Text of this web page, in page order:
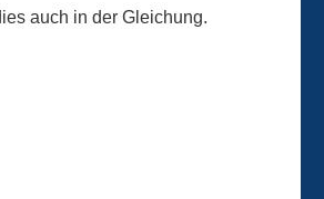
auch in der Gleichung.